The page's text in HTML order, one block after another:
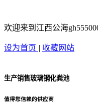
欢迎来到江西公海
设为首页 | 收藏网站
生产销售玻璃钢化粪池
值得您信赖的供应商